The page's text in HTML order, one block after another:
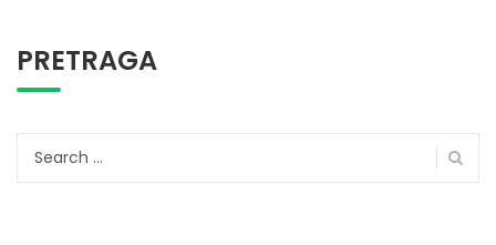
PRETRAGA